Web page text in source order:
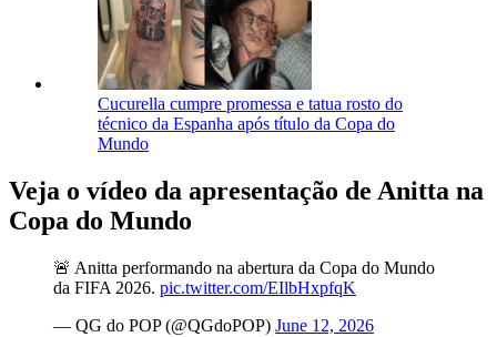
Cucurella cumpre promessa e tatua rosto do
técnico da Espanha após título da Copa do
Mundo
Veja o vídeo da apresentação de Anitta na
Copa do Mundo
🚨 Anitta performando na abertura da Copa do Mundo
da FIFA 2026. pic.twitter.com/EIlbHxpfqK
— QG do POP (@QGdoPOP) June 12, 2026